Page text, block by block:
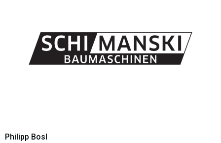
Philipp Bosl